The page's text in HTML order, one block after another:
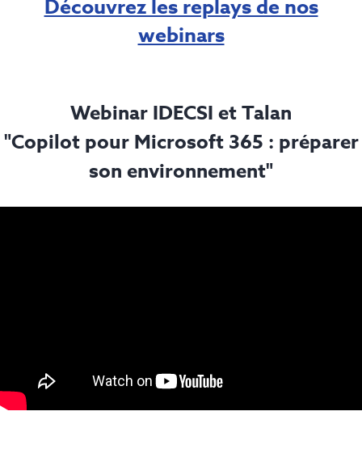
Découvrez les replays de nos
webinars
Webinar IDECSI et Talan
"Copilot pour Microsoft 365 : préparer
son environnement"